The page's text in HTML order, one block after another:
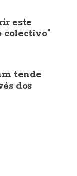
este
colectivo"
tende
dos